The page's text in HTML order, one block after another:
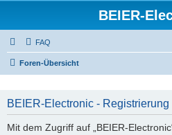
BEIER-
FAQ
Foren-Übersicht
BEIER-Electronic - Registrierung
Mit dem Zugriff auf „BEIER-